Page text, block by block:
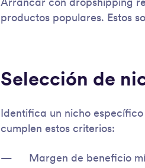
Arrancar con dropshipping
productos populares. Estos
Selección de
Identifica un nicho
cumplen estos criterios:
Margen de beneficio